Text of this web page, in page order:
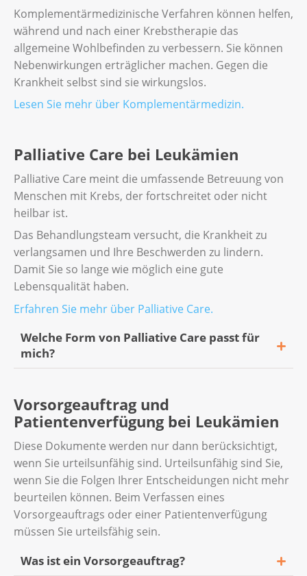
Komplementärmedizinische Verfahren können helfen,
während und nach einer Krebstherapie das
allgemeine Wohlbefinden zu verbessern. Sie können
Nebenwirkungen erträglicher machen. Gegen die
Krankheit selbst sind sie wirkungslos.
Lesen Sie mehr über Komplementärmedizin.
Palliative Care bei Leukämien
Palliative Care meint die umfassende Betreuung von
Menschen mit Krebs, der fortschreitet oder nicht
heilbar ist.
Das Behandlungsteam versucht, die Krankheit zu
verlangsamen und Ihre Beschwerden zu lindern.
Damit Sie so lange wie möglich eine gute
Lebensqualität haben.
Erfahren Sie mehr über Palliative Care.
Welche Form von Palliative Care passt für
mich?
Formen. Vielleicht können Sie zu Hause
betreut werden, zum Beispiel durch einen
mobilen Palliativdienst oder die Onko-Spitex.
Es gibt spezielle Palliativ-Abteilungen in
Spitälern. Palliative Care gibt es im Hospiz
oder Pflegeheim.
Die Beratenden der regionalen und
kantonalen Ligensowie von
Ihnen bei der Auswahl.
Vorsorgeauftrag und
Patientenverfügung bei Leukämien
Diese Dokumente werden nur dann berücksichtigt,
wenn Sie urteilsunfähig sind. Urteilsunfähig sind Sie,
wenn Sie die Folgen Ihrer Entscheidungen nicht mehr
beurteilen können. Beim Verfassen eines
Vorsorgeauftrags oder einer Patientenverfügung
müssen Sie urteilsfähig sein.
Was ist ein Vorsorgeauftrag?